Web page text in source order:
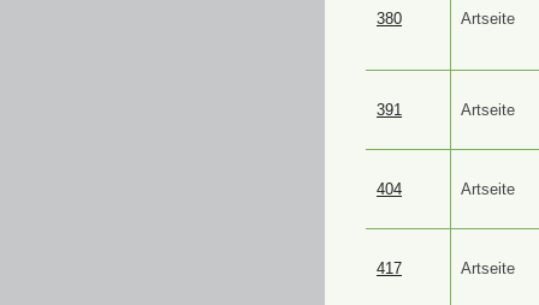
380 Artseite
391 Artseite
404 Artseite
417 Artseite